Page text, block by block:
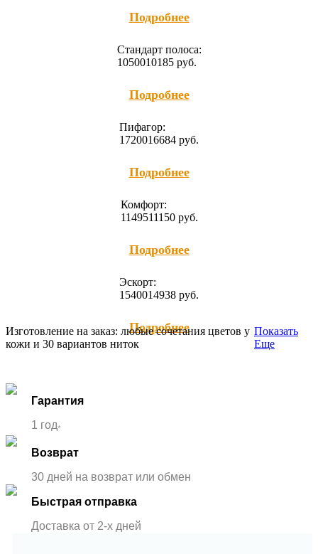
Подробнее
Cтандарт полоса:
1050010185руб.
Подробнее
Пифагор:
1720016684 руб.
Подробнее
Комфорт:
1149511150руб.
Подробнее
Эскорт:
1540014938 руб.
Подробнее
Изготовление на заказ: любые сочетания цветов у
кожи и 30 вариантов ниток
Показать
Еще
Гарантия
1 год*
Возврат
30 дней на возврат или обмен
Быстрая отправка
Доставка от 2-x дней